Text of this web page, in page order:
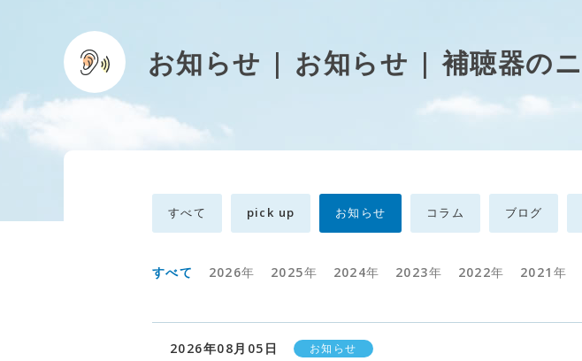
お知らせ | お知らせ | 補聴器の
すべて pick up お知らせ コラム ブログ
すべて 2026年 2025年 2024年 2023年 2022年 2021年
2026年08月05日 お知らせ